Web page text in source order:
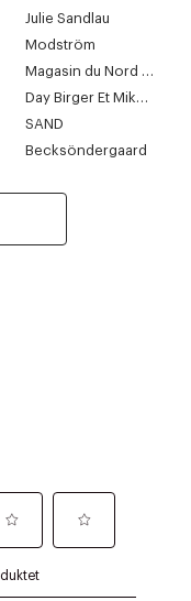
Julie Sandlau
Modström
Magasin du Nord Collection
Day Birger Et Mikkelsen
SAND
Becksöndergaard